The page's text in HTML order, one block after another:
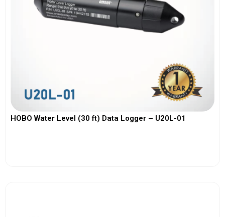
HOBO Water Level (30 ft) Data Logger – U20L-01